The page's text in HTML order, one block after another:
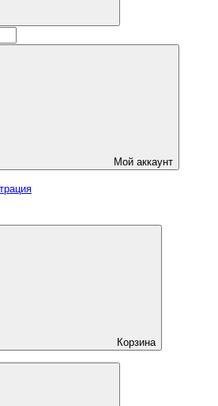
Мой аккаунт
Корзина